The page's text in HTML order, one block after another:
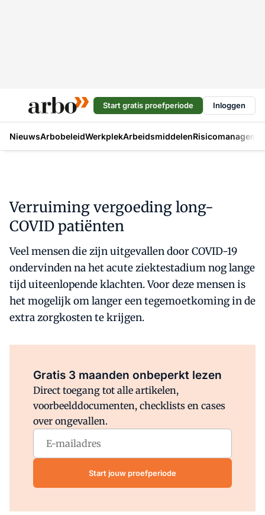
Start gratis proefperiode Inloggen
NieuwsArbobeleidWerkplekArbeidsmiddelen
Verruiming vergoeding long-
COVID patiënten
Veel mensen die zijn uitgevallen door COVID-19
ondervinden na het acute ziektestadium nog lange
tijd uiteenlopende klachten. Voor deze mensen is
het mogelijk om langer een tegemoetkoming in de
extra zorgkosten te krijgen.
Gratis 3 maanden onbeperkt lezen
Direct toegang tot alle artikelen,
voorbeelddocumenten, checklists en cases
over ongevallen.
Start jouw proefperiode